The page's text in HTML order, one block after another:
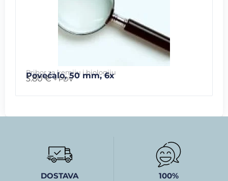
Pribor za kemiju i biologiju
Povećalo, 50 mm, 6x
3.80€ + PDV
DOSTAVA 100%